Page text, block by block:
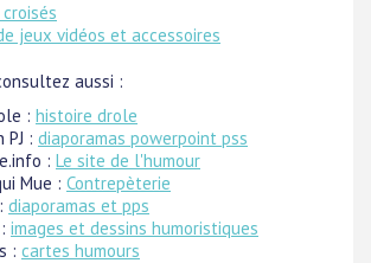
jeux vidéos et accessoires
aussi :
: histoire drole
PJ : diaporamas powerpoint pss
: Le site de l'humour
Mue : Contrepèterie
diaporamas et pps
images et dessins humoristiques
: cartes humours